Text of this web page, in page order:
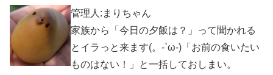
管理人:まりちゃん
家族から「今日の夕飯は？」って聞かれる
とイラっと来ます(。-`ω-)「お前の食いたい
ものはない！」と一括しておしまい。